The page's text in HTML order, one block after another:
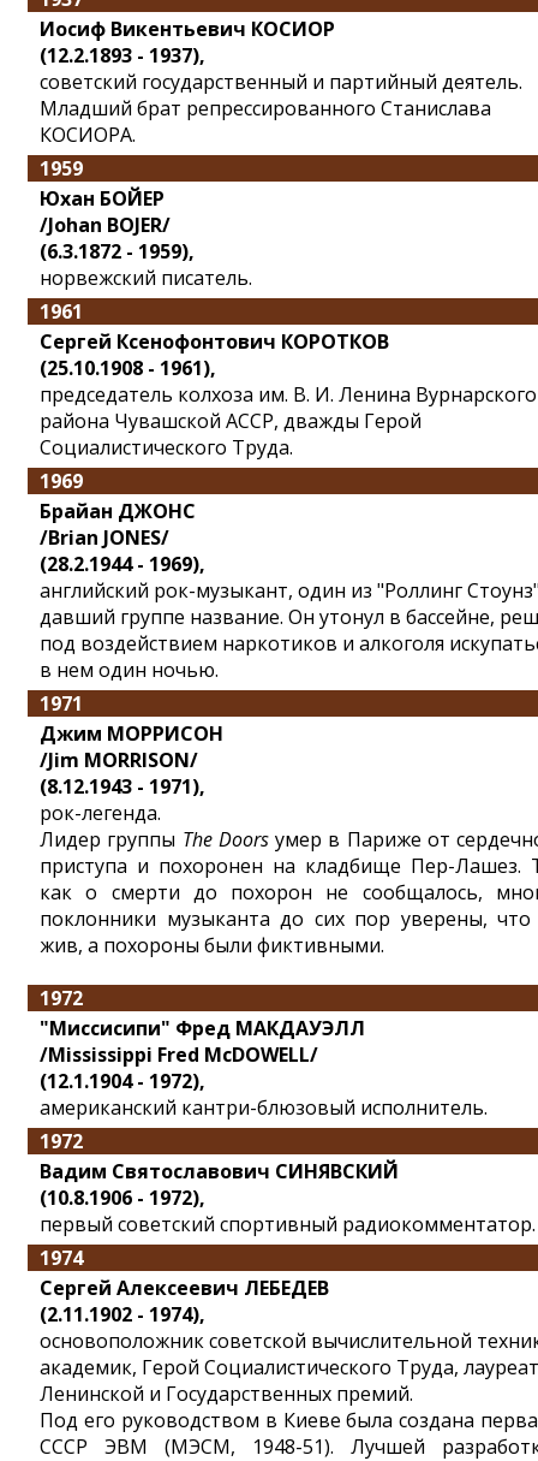
Иосиф Викентьевич КОСИОР
(12.2.1893 - 1937),
советский государственный и партийный деятель.
Младший брат репрессированного Станислава
КОСИОРА.
1959
Юхан БОЙЕР
/Johan BOJER/
(6.3.1872 - 1959),
норвежский писатель.
1961
Сергей Ксенофонтович КОРОТКОВ
(25.10.1908 - 1961),
председатель колхоза им. В. И. Ленина Вурнарского
района Чувашской АССР, дважды Герой
Социалистического Труда.
1969
Брайан ДЖОНС
/Brian JONES/
(28.2.1944 - 1969),
английский рок-музыкант, один из "Роллинг
давший группе название. Он утонул в бассейне,
под воздействием наркотиков и алкоголя
в нем один ночью.
1971
Джим МОРРИСОН
/Jim MORRISON/
(8.12.1943 - 1971),
рок-легенда.
Лидер группы The Doorsумер в Париже от
приступа и похоронен на кладбище Пер-Лашез.
как о смерти до похорон не сообщалось,
поклонники музыканта до сих пор уверены,
жив, а похороны были фиктивными.
1972
"Миссисипи" Фред МАКДАУЭЛЛ
/Mississippi Fred McDOWELL/
(12.1.1904 - 1972),
американский кантри-блюзовый исполнитель.
1972
Вадим Святославович СИНЯВСКИЙ
(10.8.1906 - 1972),
первый советский спортивный радиокомментатор.
1974
Сергей Алексеевич ЛЕБЕДЕВ
(2.11.1902 - 1974),
основоположник советской вычислительной
академик, Герой Социалистического Труда, лауреат
Ленинской и Государственных премий.
Под его руководством в Киеве была создана
СССР ЭВМ (МЭСМ, 1948-51). Лучшей